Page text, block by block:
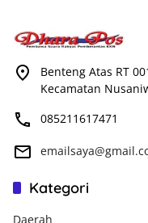
Benteng Atas RT
Kecamatan
085211617471
Kategori
Daerah